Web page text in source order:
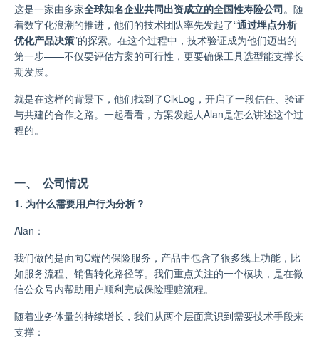
这是一家由多家全球知名企业共同出资成立的全国性寿险公司。随
着数字化浪潮的推进，他们的技术团队率先发起了“通过埋点分析
优化产品决策”的探索。在这个过程中，技术验证成为他们迈出的
第一步——不仅要评估方案的可行性，更要确保工具选型能支撑长
期发展。
就是在这样的背景下，他们找到了ClkLog，开启了一段信任、验证
与共建的合作之路。一起看看，方案发起人Alan是怎么讲述这个过
程的。
一、 公司情况
1. 为什么需要用户行为分析？
Alan：
我们做的是面向C端的保险服务，产品中包含了很多线上功能，比
如服务流程、销售转化路径等。我们重点关注的一个模块，是在微
信公众号内帮助用户顺利完成保险理赔流程。
随着业务体量的持续增长，我们从两个层面意识到需要技术手段来
支撑：